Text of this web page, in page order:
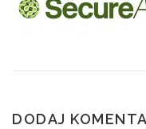
DODAJ